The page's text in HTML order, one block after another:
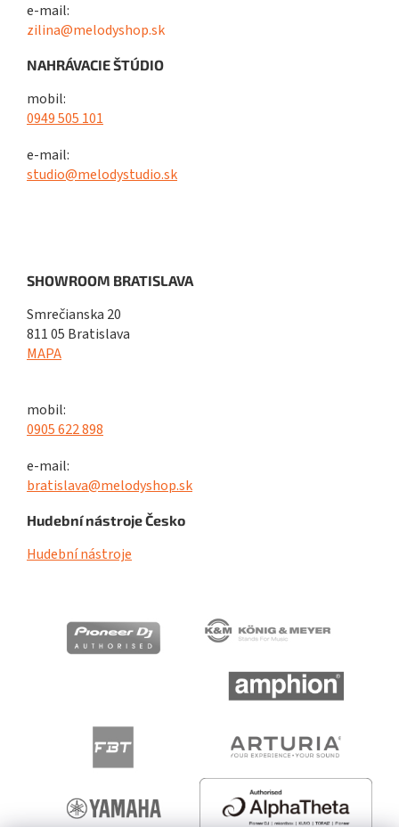
e-mail:
zilina@melodyshop.sk
NAHRÁVACIE ŠTÚDIO
mobil:
0949 505 101
e-mail:
studio@melodystudio.sk
SHOWROOM BRATISLAVA
Smrečianska 20
811 05 Bratislava
MAPA
mobil:
0905 622 898
e-mail:
bratislava@melodyshop.sk
Hudební nástroje Česko
Hudební nástroje